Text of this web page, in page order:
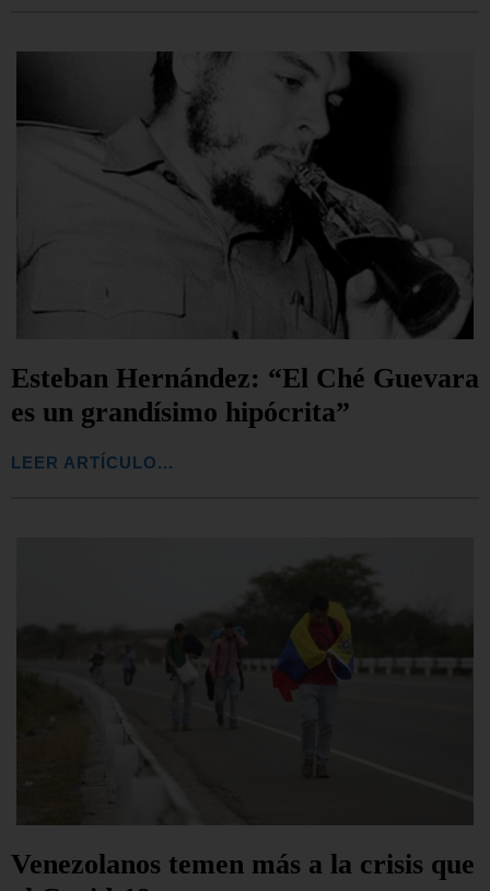
Esteban Hernández: “El Ché Guevara
es un grandísimo hipócrita”
LEER ARTÍCULO...
Venezolanos temen más a la crisis que